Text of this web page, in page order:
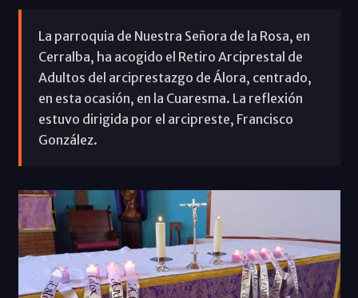
La parroquia de Nuestra Señora de la Rosa, en
Cerralba, ha acogido el Retiro Arciprestal de
Adultos del arciprestazgo de Álora, centrado,
en esta ocasión, en la Cuaresma. La reflexión
estuvo dirigida por el arcipreste, Francisco
González.